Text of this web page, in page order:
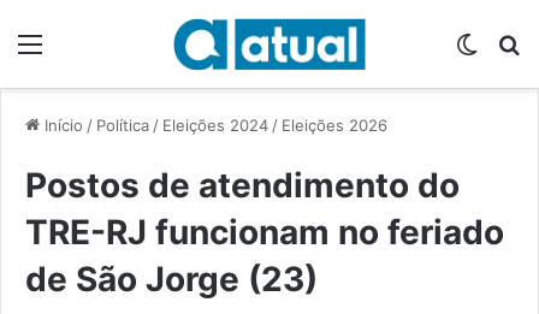
Início / Política / Eleições 2024 / Eleições 2026
Postos de atendimento do
TRE-RJ funcionam no feriado
de São Jorge (23)